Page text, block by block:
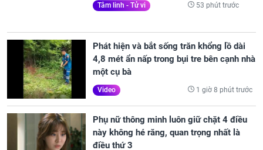
Tâm linh - Tử vi 53 phút trước
Phát hiện và bắt sống trăn khổng lồ dài
4,8 mét ẩn nấp trong bụi tre bên cạnh nhà
một cụ bà
Video 1 giờ 8 phút trước
Phụ nữ thông minh luôn giữ chặt 4 điều
này không hé răng, quan trọng nhất là
điều thứ 3